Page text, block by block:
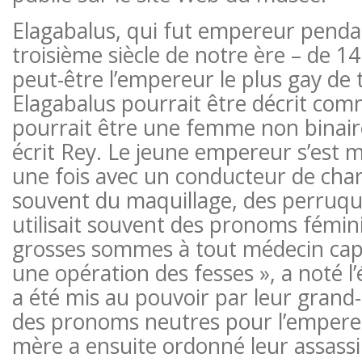
Elagabalus, qui fut empereur
troisième siècle de notre ère – de
peut-être l’empereur le plus gay de
Elagabalus pourrait être décrit
pourrait être une femme non
écrit Rey. Le jeune empereur s’est
une fois avec un conducteur de
souvent du maquillage, des
utilisait souvent des pronoms
grosses sommes à tout médecin
une opération des fesses », a noté
a été mis au pouvoir par leur
des pronoms neutres pour
mère a ensuite ordonné leur